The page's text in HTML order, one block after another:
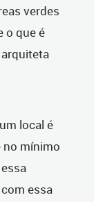
verdes
o que é
local é
no mínimo
essa